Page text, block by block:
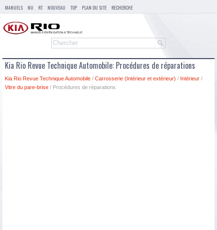
MANUELS NU RT NOUVEAU TOP PLAN DU SITE RECHERCHE
Kia Rio Revue Technique Automobile: Procédures de réparations
Kia Rio Revue Technique Automobile / Carrosserie (Intérieur et extérieur) / Intérieur /
Vitre du pare-brise / Procédures de réparations